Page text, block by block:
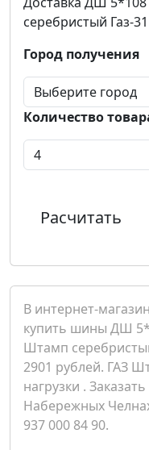
серебристый Газ-
Город получения
Количество
Расчитать
В интернет-
купить шины ДШ
Штамп
2901 рублей. ГАЗ
нагрузки .
Набережных
937 000 84 90.